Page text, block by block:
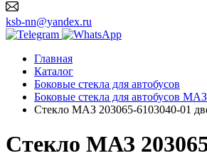
ksb-nn@yandex.ru
Главная
Каталог
Боковые стекла для автобусов
Боковые стекла для автобусов МАЗ
Стекло МАЗ 203065-6103040-01
Стекло МАЗ